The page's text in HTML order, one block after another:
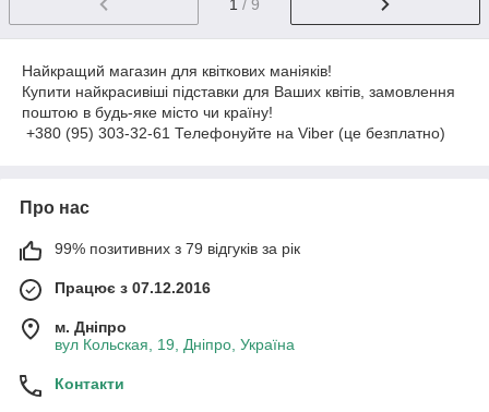
1 / 9
Найкращий магазин для квіткових маніяків!
Купити найкрасивіші підставки для Ваших квітів, замовлення
поштою в будь-яке місто чи країну!
+380 (95) 303-32-61 Телефонуйте на Viber (це безплатно)
Про нас
99% позитивних з 79 відгуків за рік
Працює з 07.12.2016
м. Дніпро
вул Кольская, 19, Дніпро, Україна
Контакти